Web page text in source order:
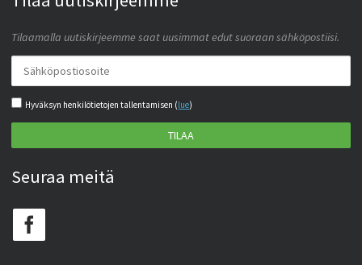
Tilaamalla uutiskirjeemme saat uusimmat edut suoraan sähköpostiisi.
Hyväksyn henkilötietojen tallentamisen (lue)
TILAA
Seuraa meitä